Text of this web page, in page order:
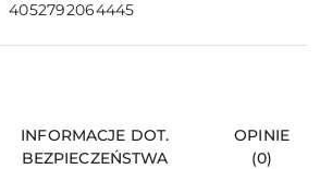
4052792064445
INFORMACJE DOT.
BEZPIECZEŃSTWA
OPINIE
(0)